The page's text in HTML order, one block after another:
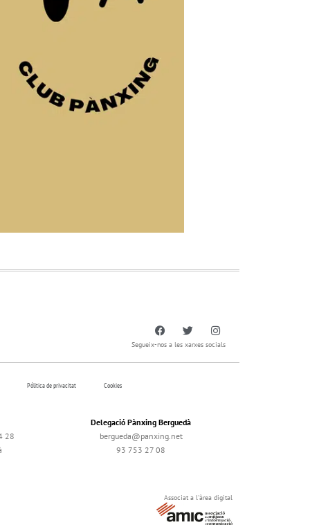
Segueix-nos a les xarxes socials
Pólitica de privacitat Cookies
28
Delegació Pànxing Berguedà
bergueda@panxing.net
93 753 27 08
Associat a l'àrea digital